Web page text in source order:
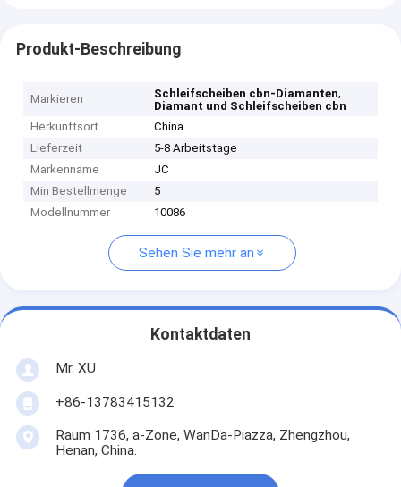
Produkt-Beschreibung
Markieren Schleifscheiben cbn-Diamanten,
Diamant und Schleifscheiben cbn
Herkunftsort
China
Lieferzeit
5-8 Arbeitstage
Markenname
JC
Min Bestellmenge
5
Modellnummer
10086
Sehen Sie mehr an
Kontaktdaten
Mr. XU
+86-13783415132
Raum 1736, a-Zone, WanDa-Piazza, Zhengzhou,
Henan, China.